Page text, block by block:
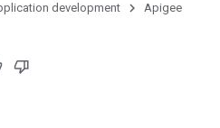
development
Apigee